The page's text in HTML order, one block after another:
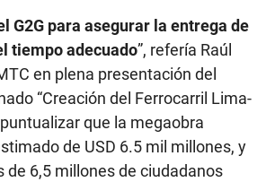
G2G para asegurar la entrega de
tiempo adecuado”, refería Raúl
en plena presentación del
“Creación del Ferrocarril Lima-
que la megaobra
de USD 6.5 mil millones, y
de 6,5 millones de ciudadanos